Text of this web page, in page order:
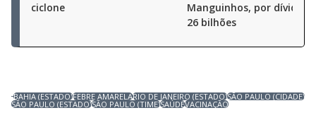
ciclone
Manguinhos, por dívida
26 bilhões
BAHIA (ESTADO)FEBRE AMARELARIO DE JANEIRO (ESTADO)SÃO PAULO (CIDADE)
SÃO PAULO (ESTADO)SÃO PAULO (TIME)SAÚDEVACINAÇÃO